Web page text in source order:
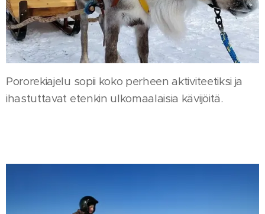
Pororekiajelu sopii koko perheen aktiviteetiksi ja
ihastuttavat etenkin ulkomaalaisia kävijöitä.